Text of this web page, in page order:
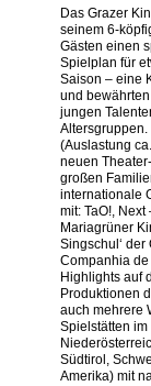
Das Grazer
seinem 6-
Gästen einen
Spielplan für
Saison – eine
und
jungen
(Auslastung
neuen
großen
internationale
mit: TaO!,
Mariagrüner
Singschul‘ der
Companhia
Highlights auf
Produktionen
auch mehrere
Spielstätten im
Südtirol,
Amerika) mit